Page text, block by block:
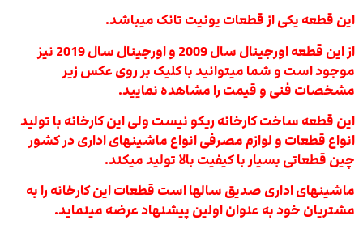
این قطعه یکی از قطعات یونیت تانک میباشد.
از این قطعه اورجینال سال 2009 و اورجینال سال 2019 نیز
موجود است و شما میتوانید با کلیک بر روی عکس زیر
مشخصات فنی و قیمت را مشاهده نمایید.
این قطعه ساخت کارخانه ریکو نیست ولی این کارخانه با تولید
انواع قطعات و لوازم مصرفی انواع ماشینهای اداری در کشور
چین قطعاتی بسیار با کیفیت بالا تولید میکند.
ماشینهای اداری صدیق سالها است قطعات این کارخانه را به
مشتریان خود به عنوان اولین پیشنهاد عرضه مینماید.